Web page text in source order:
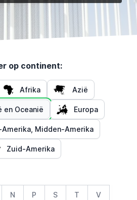
op continent:
Afrika Azië
en Oceanië Europa
Amerika, Midden-Amerika
Zuid-Amerika
N P S T V